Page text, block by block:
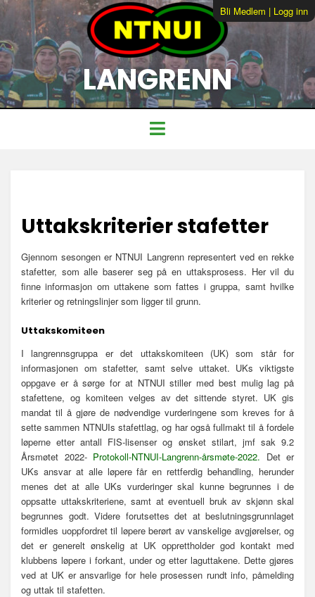
LANGRENN
Bli Medlem | Logg inn
Uttakskriterier stafetter
Gjennom sesongen er NTNUI Langrenn representert ved en rekke
stafetter, som alle baserer seg på en uttaksprosess. Her vil du
finne informasjon om uttakene som fattes i gruppa, samt hvilke
kriterier og retningslinjer som ligger til grunn.
Uttakskomiteen
I langrennsgruppa er det uttakskomiteen (UK) som står for
informasjonen om stafetter, samt selve uttaket. UKs viktigste
oppgave er å sørge for at NTNUI stiller med best mulig lag på
stafettene, og komiteen velges av det sittende styret. UK gis
mandat til å gjøre de nødvendige vurderingene som kreves for å
sette sammen NTNUIs stafettlag, og har også fullmakt til å fordele
løperne etter antall FIS-lisenser og ønsket stilart, jmf sak 9.2
Årsmøtet 2022- Protokoll-NTNUI-Langrenn-årsmøte-2022. Det er
UKs ansvar at alle løpere får en rettferdig behandling, herunder
menes det at alle UKs vurderinger skal kunne begrunnes i de
oppsatte uttakskriteriene, samt at eventuell bruk av skjønn skal
begrunnes godt. Videre forutsettes det at beslutningsgrunnlaget
formidles uoppfordret til løpere berørt av vanskelige avgjørelser, og
det er generelt ønskelig at UK opprettholder god kontakt med
klubbens løpere i forkant, under og etter laguttakene. Dette gjøres
ved at UK er ansvarlige for hele prosessen rundt info, påmelding
og uttak til stafetten.